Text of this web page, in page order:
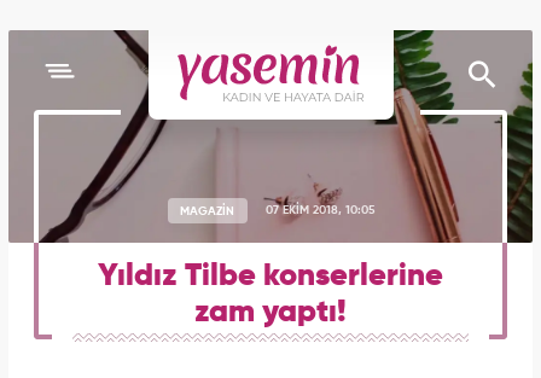
MAGAZİN 07 EKİM 2018, 10:05
Yıldız Tilbe konserlerine
zam yaptı!